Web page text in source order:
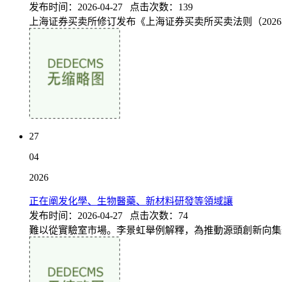
发布时间：2026-04-27 点击次数：139
上海证券买卖所修订发布《上海证券买卖所买卖法则（
27
04
2026
正在阐发化學、生物醫藥、新材料研發等領域讓
发布时间：2026-04-27 点击次数：74
難以從實驗室市場。李景虹舉例解釋，為推動源頭創新向